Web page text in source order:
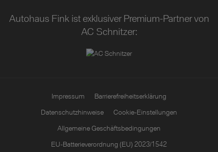
Autohaus Fink ist exklusiver Premium-Partner von
AC Schnitzer:
Impressum
Barrierefreiheitserklärung
Datenschutzhinweise
Cookie-Einstellungen
Allgemeine Geschäftsbedingungen
EU-Batterieverordnung (EU) 2023/1542